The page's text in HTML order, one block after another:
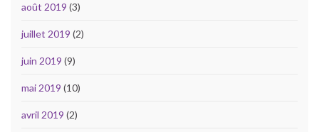
août 2019 (3)
juillet 2019 (2)
juin 2019 (9)
mai 2019 (10)
avril 2019 (2)